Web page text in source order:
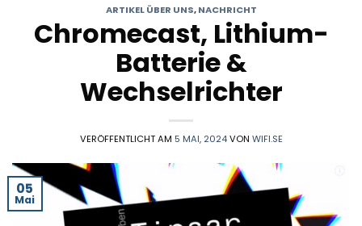
ARTIKEL ÜBER UNS,NACHRICHT
Chromecast, Lithium-
Batterie &
Wechselrichter
VERÖFFENTLICHT AM 5 MAI, 2024 VON WIFI.SE
05
Mai